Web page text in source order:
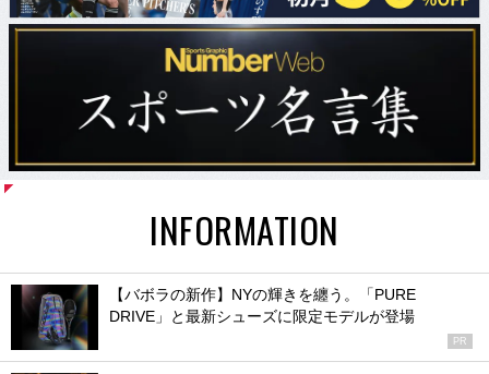
INFORMATION
【バボラの新作】NYの輝きを纏う。「PURE
DRIVE」と最新シューズに限定モデルが登場
PR